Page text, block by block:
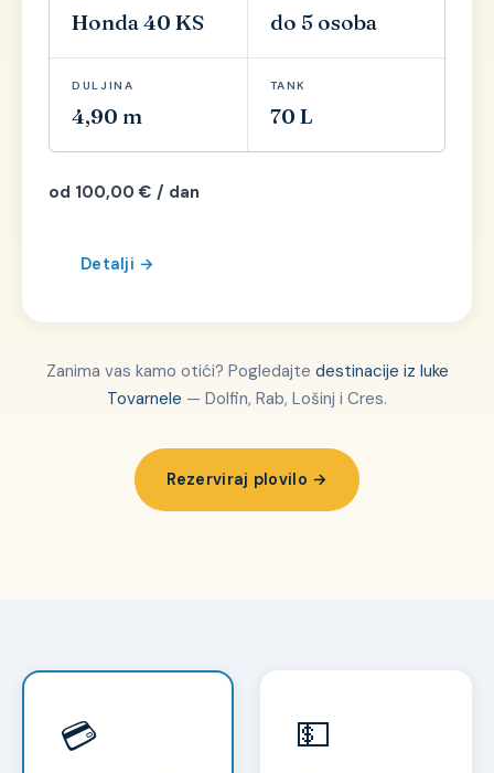
Honda 40 KS do 5 osoba
DULJINA
4,90 m
TANK
70 L
od 100,00 € / dan
Detalji →
Zanima vas kamo otići? Pogledajte destinacije iz luke
Tovarnele — Dolfin, Rab, Lošinj i Cres.
Rezerviraj plovilo →
💳 💵